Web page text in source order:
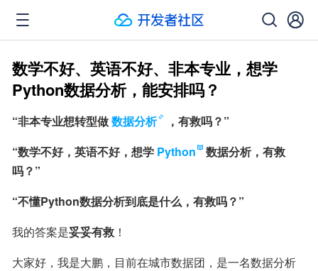
数学不好、英语不好、非本专业，想学
Python数据分析，能安排吗？
“非本专业想转型做数据分析
，有救吗？”
“数学不好，英语不好，想学 Python
数据分析，有救
吗？”
“不懂Python数据分析到底是什么，有救吗？”
我的答案是妥妥有救 ！
大家好，我是大鹏，目前在城市数据团，是一名数据分析